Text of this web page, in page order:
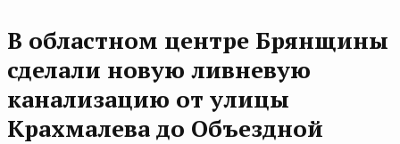
В областном центре Брянщины
сделали новую ливневую
канализацию от улицы
Крахмалева до Объездной